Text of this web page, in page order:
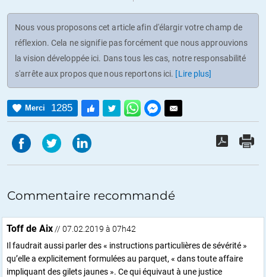
Nous vous proposons cet article afin d'élargir votre champ de
réflexion. Cela ne signifie pas forcément que nous approuvions
la vision développée ici. Dans tous les cas, notre responsabilité
s'arrête aux propos que nous reportons ici. [Lire plus]
Merci 1285
Commentaire recommandé
Toff de Aix // 07.02.2019 à 07h42
Il faudrait aussi parler des « instructions particulières de sévérité »
qu’elle a explicitement formulées au parquet, « dans toute affaire
impliquant des gilets jaunes ». Ce qui équivaut à une justice